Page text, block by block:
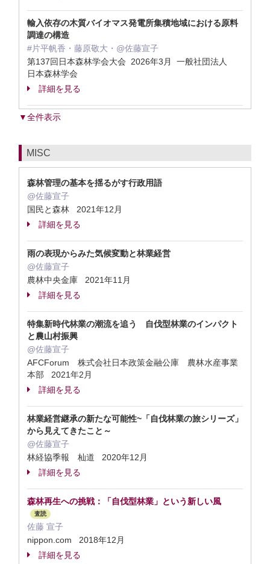
輸入依存の木質バイオマス発電所集積地域における原料
調達の構造
#片平帆香・藤原敬大・@佐藤宣子
第137回日本森林学会大会 2026年3月 一般社団法人
日本森林学会
詳細を見る
▼全件表示
MISC
森林管理の基本を揺るがす行政用語
@佐藤宣子
国民と森林 2021年12月
詳細を見る
雨の表現からみた気候変動と林業経営
@佐藤宣子
農林中央金庫 2021年11月
詳細を見る
特集新時代林業の潮流を追う 自伐型林業のインパクト
と農山村振興
@佐藤宣子
AFCForum 株式会社日本政策金融公庫 農林水産事業
本部 2021年2月
詳細を見る
林業経営継承の新たな可能性~「自伐林業の旅シリーズ」
から見えてきたこと～
@佐藤宣子
林経協季報 杣道 2020年12月
詳細を見る
森林再生への挑戦：「自伐型林業」という新しい風
査読
佐藤 宣子
nippon.com 2018年12月
詳細を見る